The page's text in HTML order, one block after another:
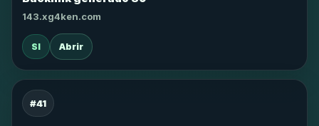
143.xg4ken.com
SI Abrir
#41